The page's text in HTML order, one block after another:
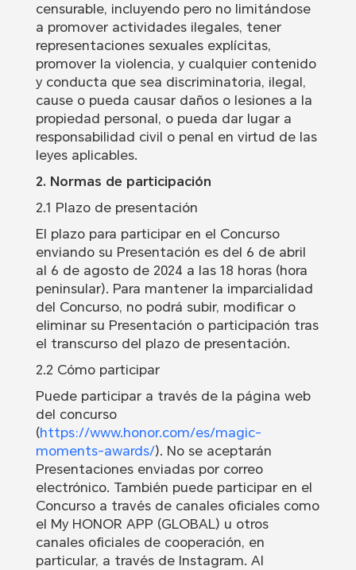
censurable, incluyendo pero no limitándose
a promover actividades ilegales, tener
representaciones sexuales explícitas,
promover la violencia, y cualquier contenido
y conducta que sea discriminatoria, ilegal,
cause o pueda causar daños o lesiones a la
propiedad personal, o pueda dar lugar a
responsabilidad civil o penal en virtud de las
leyes aplicables.
2. Normas de participación
2.1 Plazo de presentación
El plazo para participar en el Concurso
enviando su Presentación es del 6 de abril
al 6 de agosto de 2024 a las 18 horas (hora
peninsular). Para mantener la imparcialidad
del Concurso, no podrá subir, modificar o
eliminar su Presentación o participación tras
el transcurso del plazo de presentación.
2.2 Cómo participar
Puede participar a través de la página web
del concurso
(https://www.honor.com/es/magic-
moments-awards/). No se aceptarán
Presentaciones enviadas por correo
electrónico. También puede participar en el
Concurso a través de canales oficiales como
el My HONOR APP (GLOBAL) u otros
canales oficiales de cooperación, en
particular, a través de Instagram. Al